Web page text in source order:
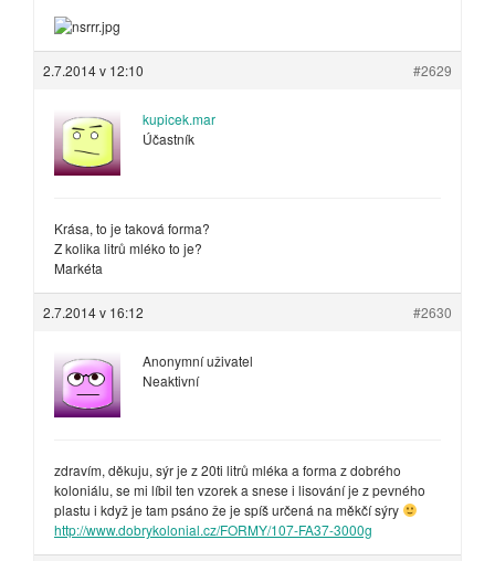
2.7.2014 v 12:10 #2629
kupicek.mar
Účastník
Krása, to je taková forma?
Z kolika litrů mléko to je?
Markéta
2.7.2014 v 16:12 #2630
Anonymní uživatel
Neaktivní
zdravím, děkuju, sýr je z 20ti litrů mléka a forma z dobrého
koloniálu, se mi líbil ten vzorek a snese i lisování je z pevného
plastu i když je tam psáno že je spíš určená na měkčí sýry
http://www.dobrykolonial.cz/FORMY/107-FA37-3000g